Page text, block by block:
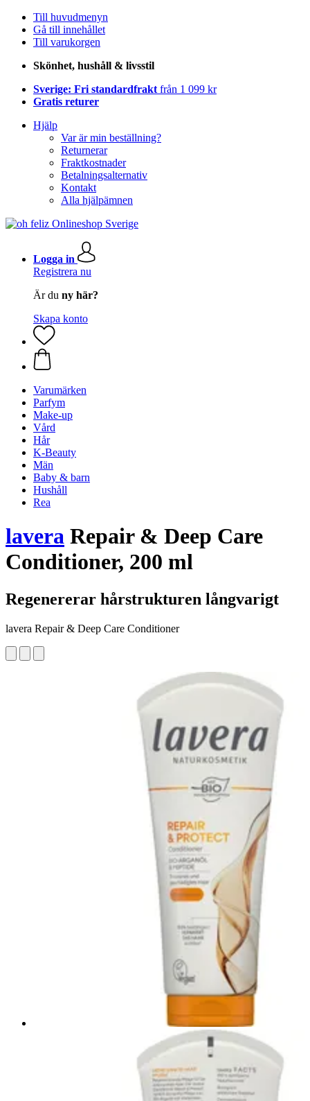
Till huvudmenyn
Gå till innehållet
Till varukorgen
Skönhet, hushåll & livsstil
Sverige: Fri standardfrakt från 1 099 kr
Gratis returer
Hjälp
Var är min beställning?
Returnerar
Fraktkostnader
Betalningsalternativ
Kontakt
Alla hjälpämnen
Logga in
Registrera nu
Är du ny här?
Skapa konto
Varumärken
Parfym
Make-up
Vård
Hår
K-Beauty
Män
Baby & barn
Hushåll
Rea
lavera Repair & Deep Care
Conditioner, 200 ml
Regenererar hårstrukturen långvarigt
lavera Repair & Deep Care Conditioner